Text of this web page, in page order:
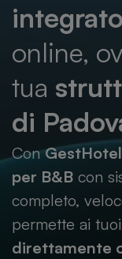
integrato
online,
tua
di
ConGestHotel
per B&B con
completo,
permette ai tuoi
direttamente